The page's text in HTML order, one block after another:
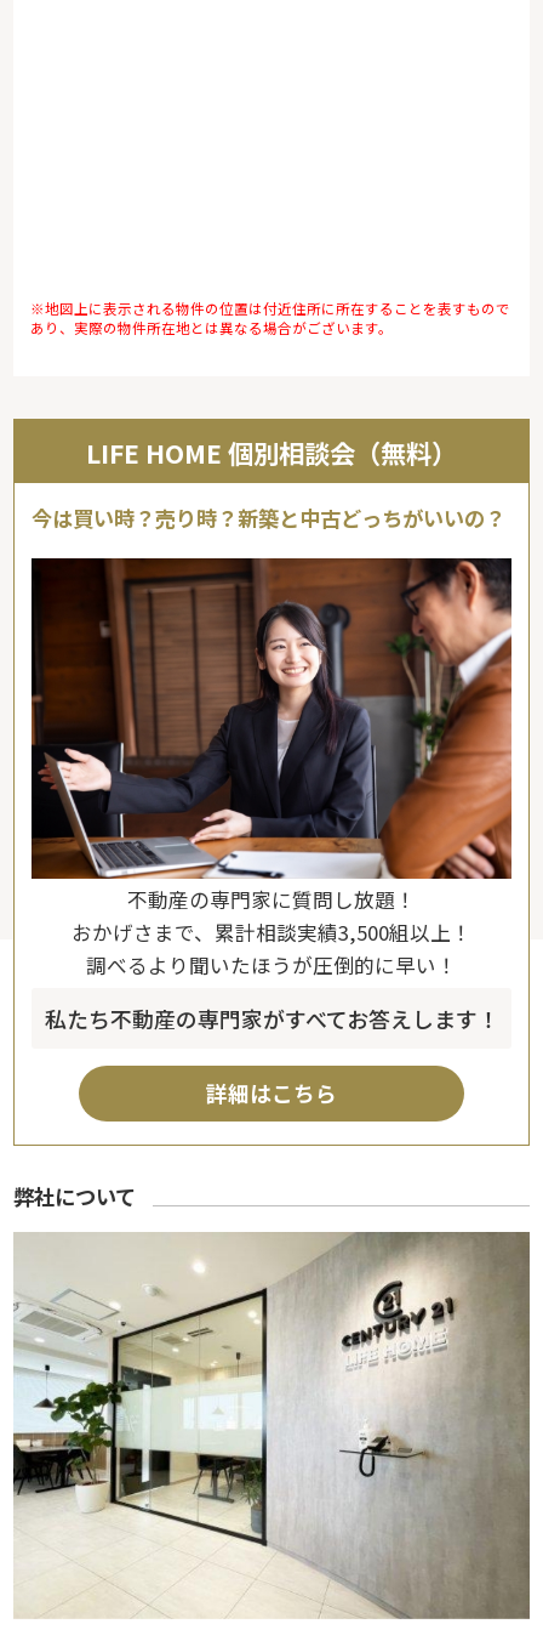
※地図上に表示される物件の位置は付近住所に所在することを表すもので
あり、実際の物件所在地とは異なる場合がございます。
LIFE HOME 個別相談会（無料）
今は買い時？売り時？新築と中古どっちがいいの？
不動産の専門家に質問し放題！
おかげさまで、累計相談実績3,500組以上！
調べるより聞いたほうが圧倒的に早い！
私たち不動産の専門家がすべてお答えします！
詳細はこちら
弊社について